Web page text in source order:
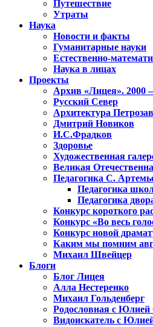
Путешествие
Утраты
Наука
Новости и факты
Гуманитарные науки
Естественно-
Наука в лицах
Проекты
Архив «Лицея». 2000
Русский Север
Архитектура
Дмитрий Новиков
И.С.Фрадков
Здоровье
Художественная
Великая
Педагогика С.
Педагогика
Педагогика
Конкурс короткого
Конкурс «Во весь
Конкурс новой
Каким мы помним
Михаил Швейцер
Блоги
Блог Лицея
Алла Нестеренко
Михаил Гольденберг
Родословная с
Видоискатель с